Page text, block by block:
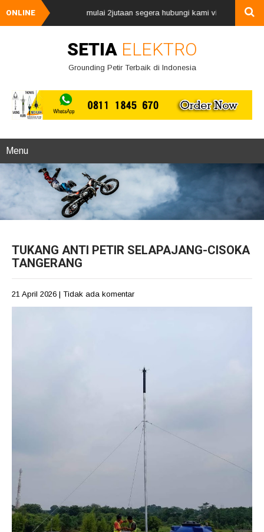
ONLINEpetir, harga mulai 2jutaan segera hubungi kami via whatsApp
SETIA ELEKTRO
Grounding Petir Terbaik di Indonesia
Menu
TUKANG ANTI PETIR SELAPAJANG-CISOKA
TANGERANG
21 April 2026 | Tidak ada komentar